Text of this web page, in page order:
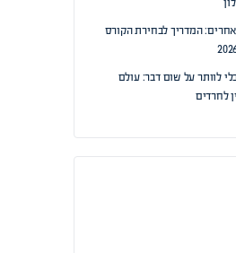
המדריך לבחירת הקורס
לוותר על שום דבר: עולם
לחרדים